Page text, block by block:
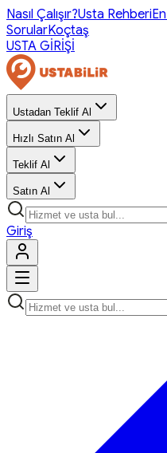
Nasıl Çalışır?Usta Rehberi
SorularKoçtaş
USTA GİRİŞİ
Ustadan Teklif Al
Hızlı Satın Al
Teklif Al
Satın Al
Giriş